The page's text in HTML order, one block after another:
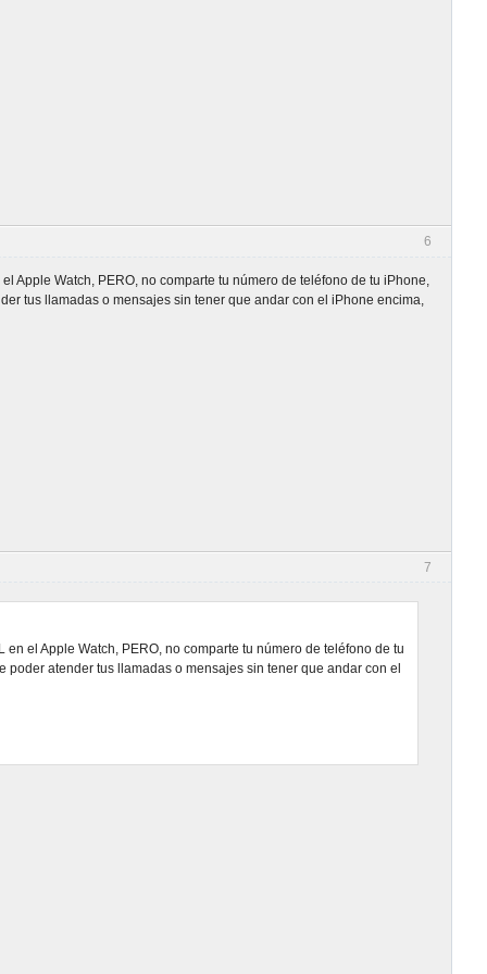
6
Apple Watch, PERO, no comparte tu número de teléfono de tu iPhone,
tus llamadas o mensajes sin tener que andar con el iPhone encima,
7
el Apple Watch, PERO, no comparte tu número de teléfono de tu
atender tus llamadas o mensajes sin tener que andar con el